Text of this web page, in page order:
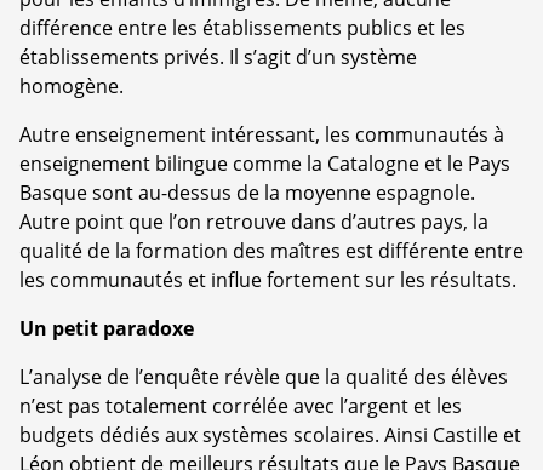
différence entre les établissements publics et les
établissements privés. Il s’agit d’un système
homogène.
Autre enseignement intéressant, les communautés à
enseignement bilingue comme la Catalogne et le Pays
Basque sont au-dessus de la moyenne espagnole.
Autre point que l’on retrouve dans d’autres pays, la
qualité de la formation des maîtres est différente entre
les communautés et influe fortement sur les résultats.
Un petit paradoxe
L’analyse de l’enquête révèle que la qualité des élèves
n’est pas totalement corrélée avec l’argent et les
budgets dédiés aux systèmes scolaires. Ainsi Castille et
Léon obtient de meilleurs résultats que le Pays Basque